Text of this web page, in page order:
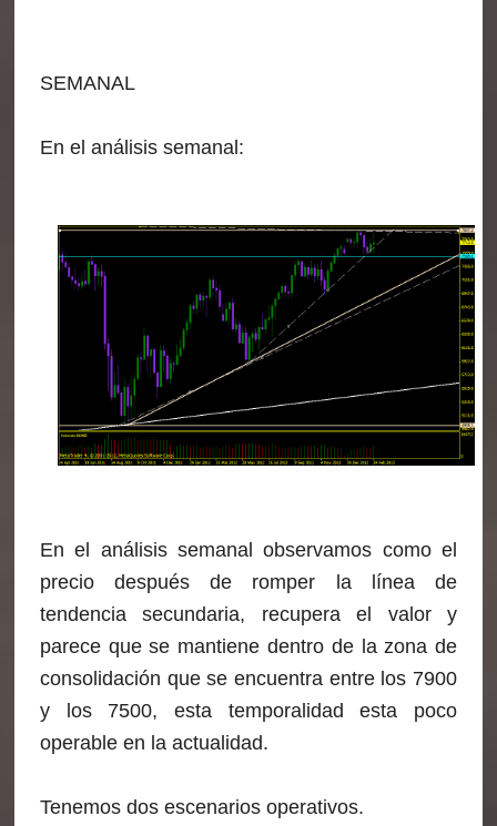
SEMANAL
En el análisis semanal:
En el análisis semanal observamos como el
precio después de romper la línea de
tendencia secundaria, recupera el valor y
parece que se mantiene dentro de la zona de
consolidación que se encuentra entre los 7900
y los 7500, esta temporalidad esta poco
operable en la actualidad.
Tenemos dos escenarios operativos.